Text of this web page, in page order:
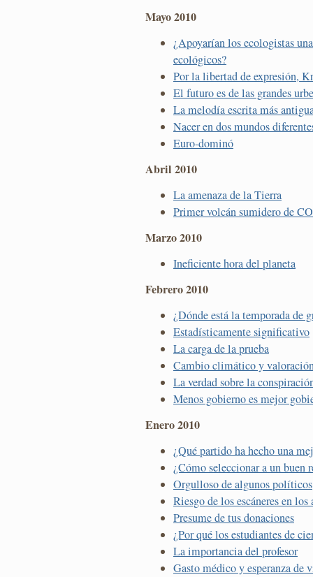
Mayo 2010
¿Apoyarían los ecologistas
ecológicos?
Por la libertad de expresión,
El futuro es de las grandes
La melodía escrita más
Nacer en dos mundos
Euro-dominó
Abril 2010
La amenaza de la Tierra
Primer volcán sumidero de
Marzo 2010
Ineficiente hora del planeta
Febrero 2010
¿Dónde está la temporada de
Estadísticamente significativo
La carga de la prueba
Cambio climático y
La verdad sobre la
Menos gobierno es mejor
Enero 2010
¿Qué partido ha hecho una
¿Cómo seleccionar a un buen
Orgulloso de algunos políticos
Riesgo de los escáneres en los
Presume de tus donaciones
¿Por qué los estudiantes de
La importancia del profesor
Gasto médico y esperanza de